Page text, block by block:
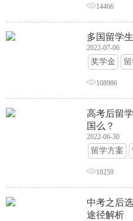
14466
多国留学
2022-07-06
奖学金
108986
高考后留
国么？
2022-06-30
留学方案
18259
中考之后
途径解析